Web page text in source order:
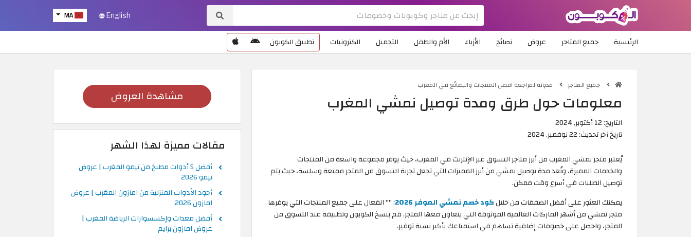
MA English
الرئيسية جميع المتاجر عروض نصائح الأزياء الأم والطفل التجميل الكترونيات تطبيق الكوبون
جميع المتاجر مدونة لمراجعة افضل المنتجات والبضائع في المغرب
معلومات حول طرق ومدة توصيل نمشي المغرب
التاريخ:12 أكتوبر, 2024
تاريخ آخر تحديث:22 نوفمبر, 2024
يُعتبر متجر نمشي المغرب من أبرز متاجر التسوق عبر الإنترنت في المغرب، حيث يوفر مجموعة واسعة من المنتجات
والخدمات المميزة، وتُعد مدة توصيل نمشي من أبرز المميزات التي تجعل تجربة التسوق من المتجر ممتعة وسلسة، حيث يتم
توصيل الطلبات في أسرع وقت ممكن.
يمكنك العثور على أفضل الصفقات من خلالكود خصم نمشي الموفر 2026 : "" الفعال على جميع المنتجات التي يوفرها
متجر نمشي من أشهر الماركات العالمية الموثوقة التي يتعاون معها المتجر. قم بنسخ الكوبون وتطبيقه عند التسوق من
المتجر، واحصل على خصومات إضافية تساهم في استمتاعك بأكبر نسبة توفير.
مشاهدة العروض
مقالات مميزة لهذا الشهر
أفضل 5 أدوات مطبخ من تيمو المغرب | عروض
تيمو 2026
أجود الأدوات المنزلية من امازون المغرب | عروض
امازون 2026
أفضل معدات وإكسسوارات الرياضة المغرب |
عروض امازون برايم